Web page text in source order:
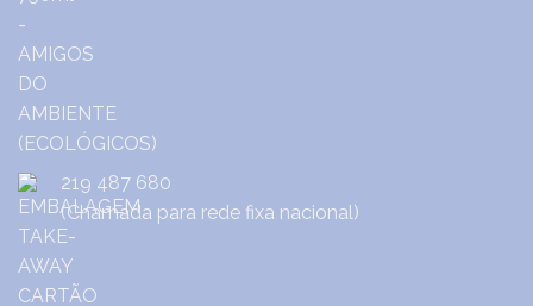
219 487 680
(Chamada para rede fixa nacional)